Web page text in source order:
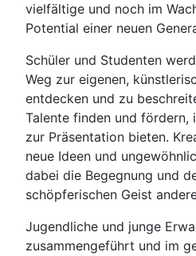
vielfältige und noch im
Potential einer neuen
Schüler und Studenten
Weg zur eigenen,
entdecken und zu
Talente finden und fördern,
zur Präsentation bieten.
neue Ideen und
dabei die Begegnung und
schöpferischen Geist
Jugendliche und junge
zusammengeführt und im